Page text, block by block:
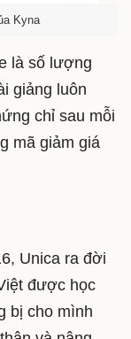
Kyna
là số lượng
giảng luôn
chỉ sau mỗi
mã giảm giá
Unica ra đời
được học
bị cho mình